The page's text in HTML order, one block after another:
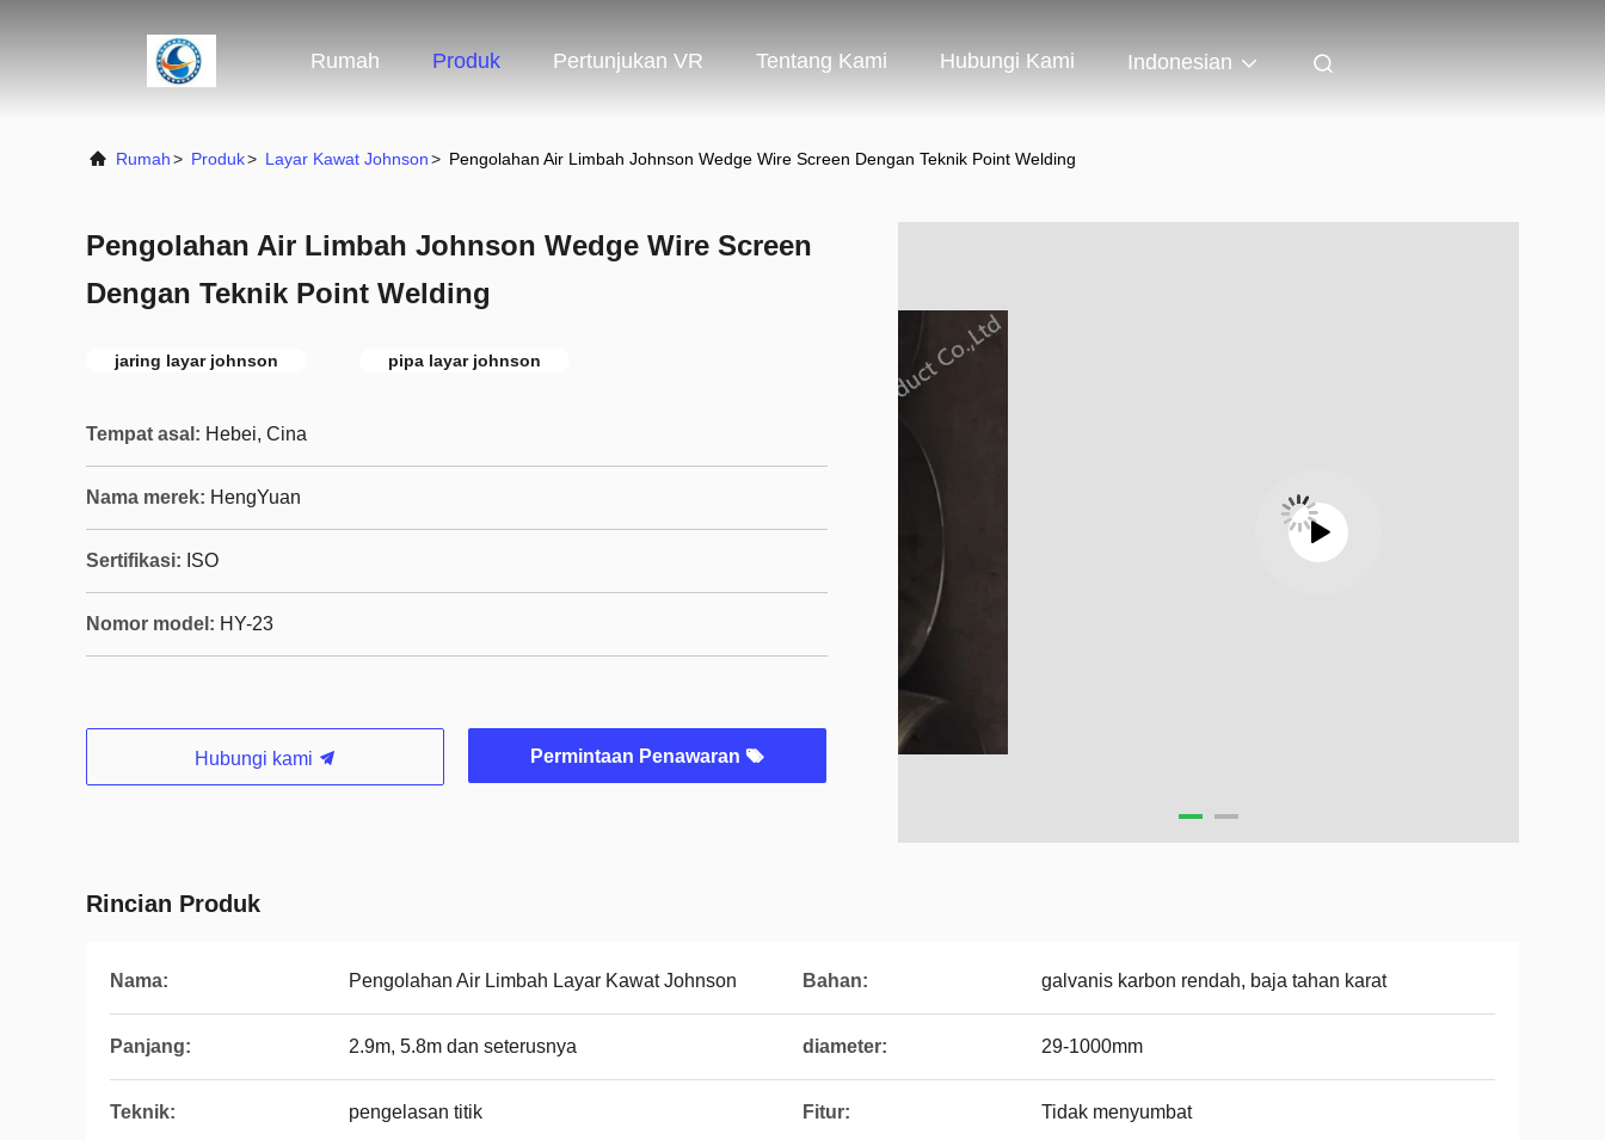
Rumah Produk Pertunjukan VR Tentang Kami Hubungi Kami Indonesian
Rumah> Produk> Layar Kawat Johnson> Pengolahan Air Limbah Johnson Wedge Wire Screen Dengan Teknik Point Welding
Pengolahan Air Limbah Johnson Wedge Wire Screen
Dengan Teknik Point Welding
jaring layar johnson pipa layar johnson
Tempat asal: Hebei, Cina
Nama merek: HengYuan
Sertifikasi: ISO
Nomor model: HY-23
Hubungi kami Permintaan Penawaran
Rincian Produk
Nama: Pengolahan Air Limbah Layar Kawat Johnson Bahan: galvanis karbon rendah, baja tahan karat
Panjang: 2.9m, 5.8m dan seterusnya diameter: 29-1000mm
Teknik: pengelasan titik Fitur: Tidak menyumbat